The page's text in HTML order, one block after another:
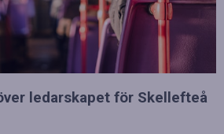
ledarskapet för Skellefteå